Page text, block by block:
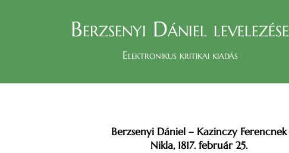
Berzsenyi Dániel levelezése
Elektronikus kritikai kiadás
Berzsenyi Dániel – Kazinczy Ferencnek
Nikla, 1817. február 25.